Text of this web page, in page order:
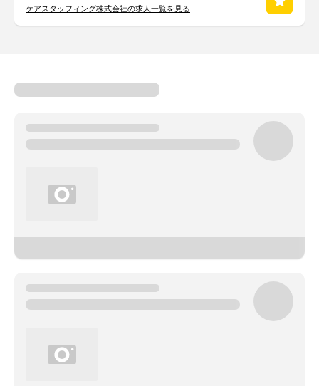
ケアスタッフィング株式会社の求人一覧を見る